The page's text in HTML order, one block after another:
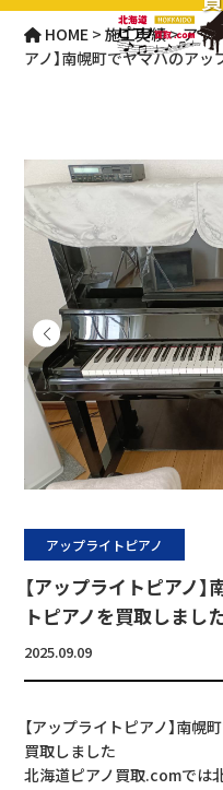
HOME >施工実績>アッ
アノ】南幌町でヤマハのア
アップライトピアノ
【アップライトピアノ
トピアノを買取しまし
2025.09.09
【アップライトピアノ】南
買取しました
北海道ピアノ買取.comでは